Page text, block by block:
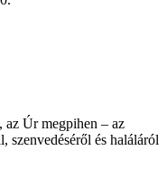
az Úr megpihen – az
szenvedéséről és haláláról